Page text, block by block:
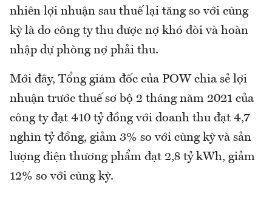
nhiên lợi nhuận sau thuế lại tăng so với cùng
kỳ là do công ty thu được nợ khó đòi và hoàn
nhập dự phòng nợ phải thu.
Mới đây, Tổng giám đốc của POW chia sẻ lợi
nhuận trước thuế sơ bộ 2 tháng năm 2021 của
công ty đạt 410 tỷ đồng với doanh thu đạt 4,7
nghìn tỷ đồng, giảm 3% so với cùng kỳ và sản
lượng điện thương phẩm đạt 2,8 tỷ kWh, giảm
12% so với cùng kỳ.